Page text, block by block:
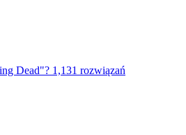
Dead"? 1,131 rozwiązań